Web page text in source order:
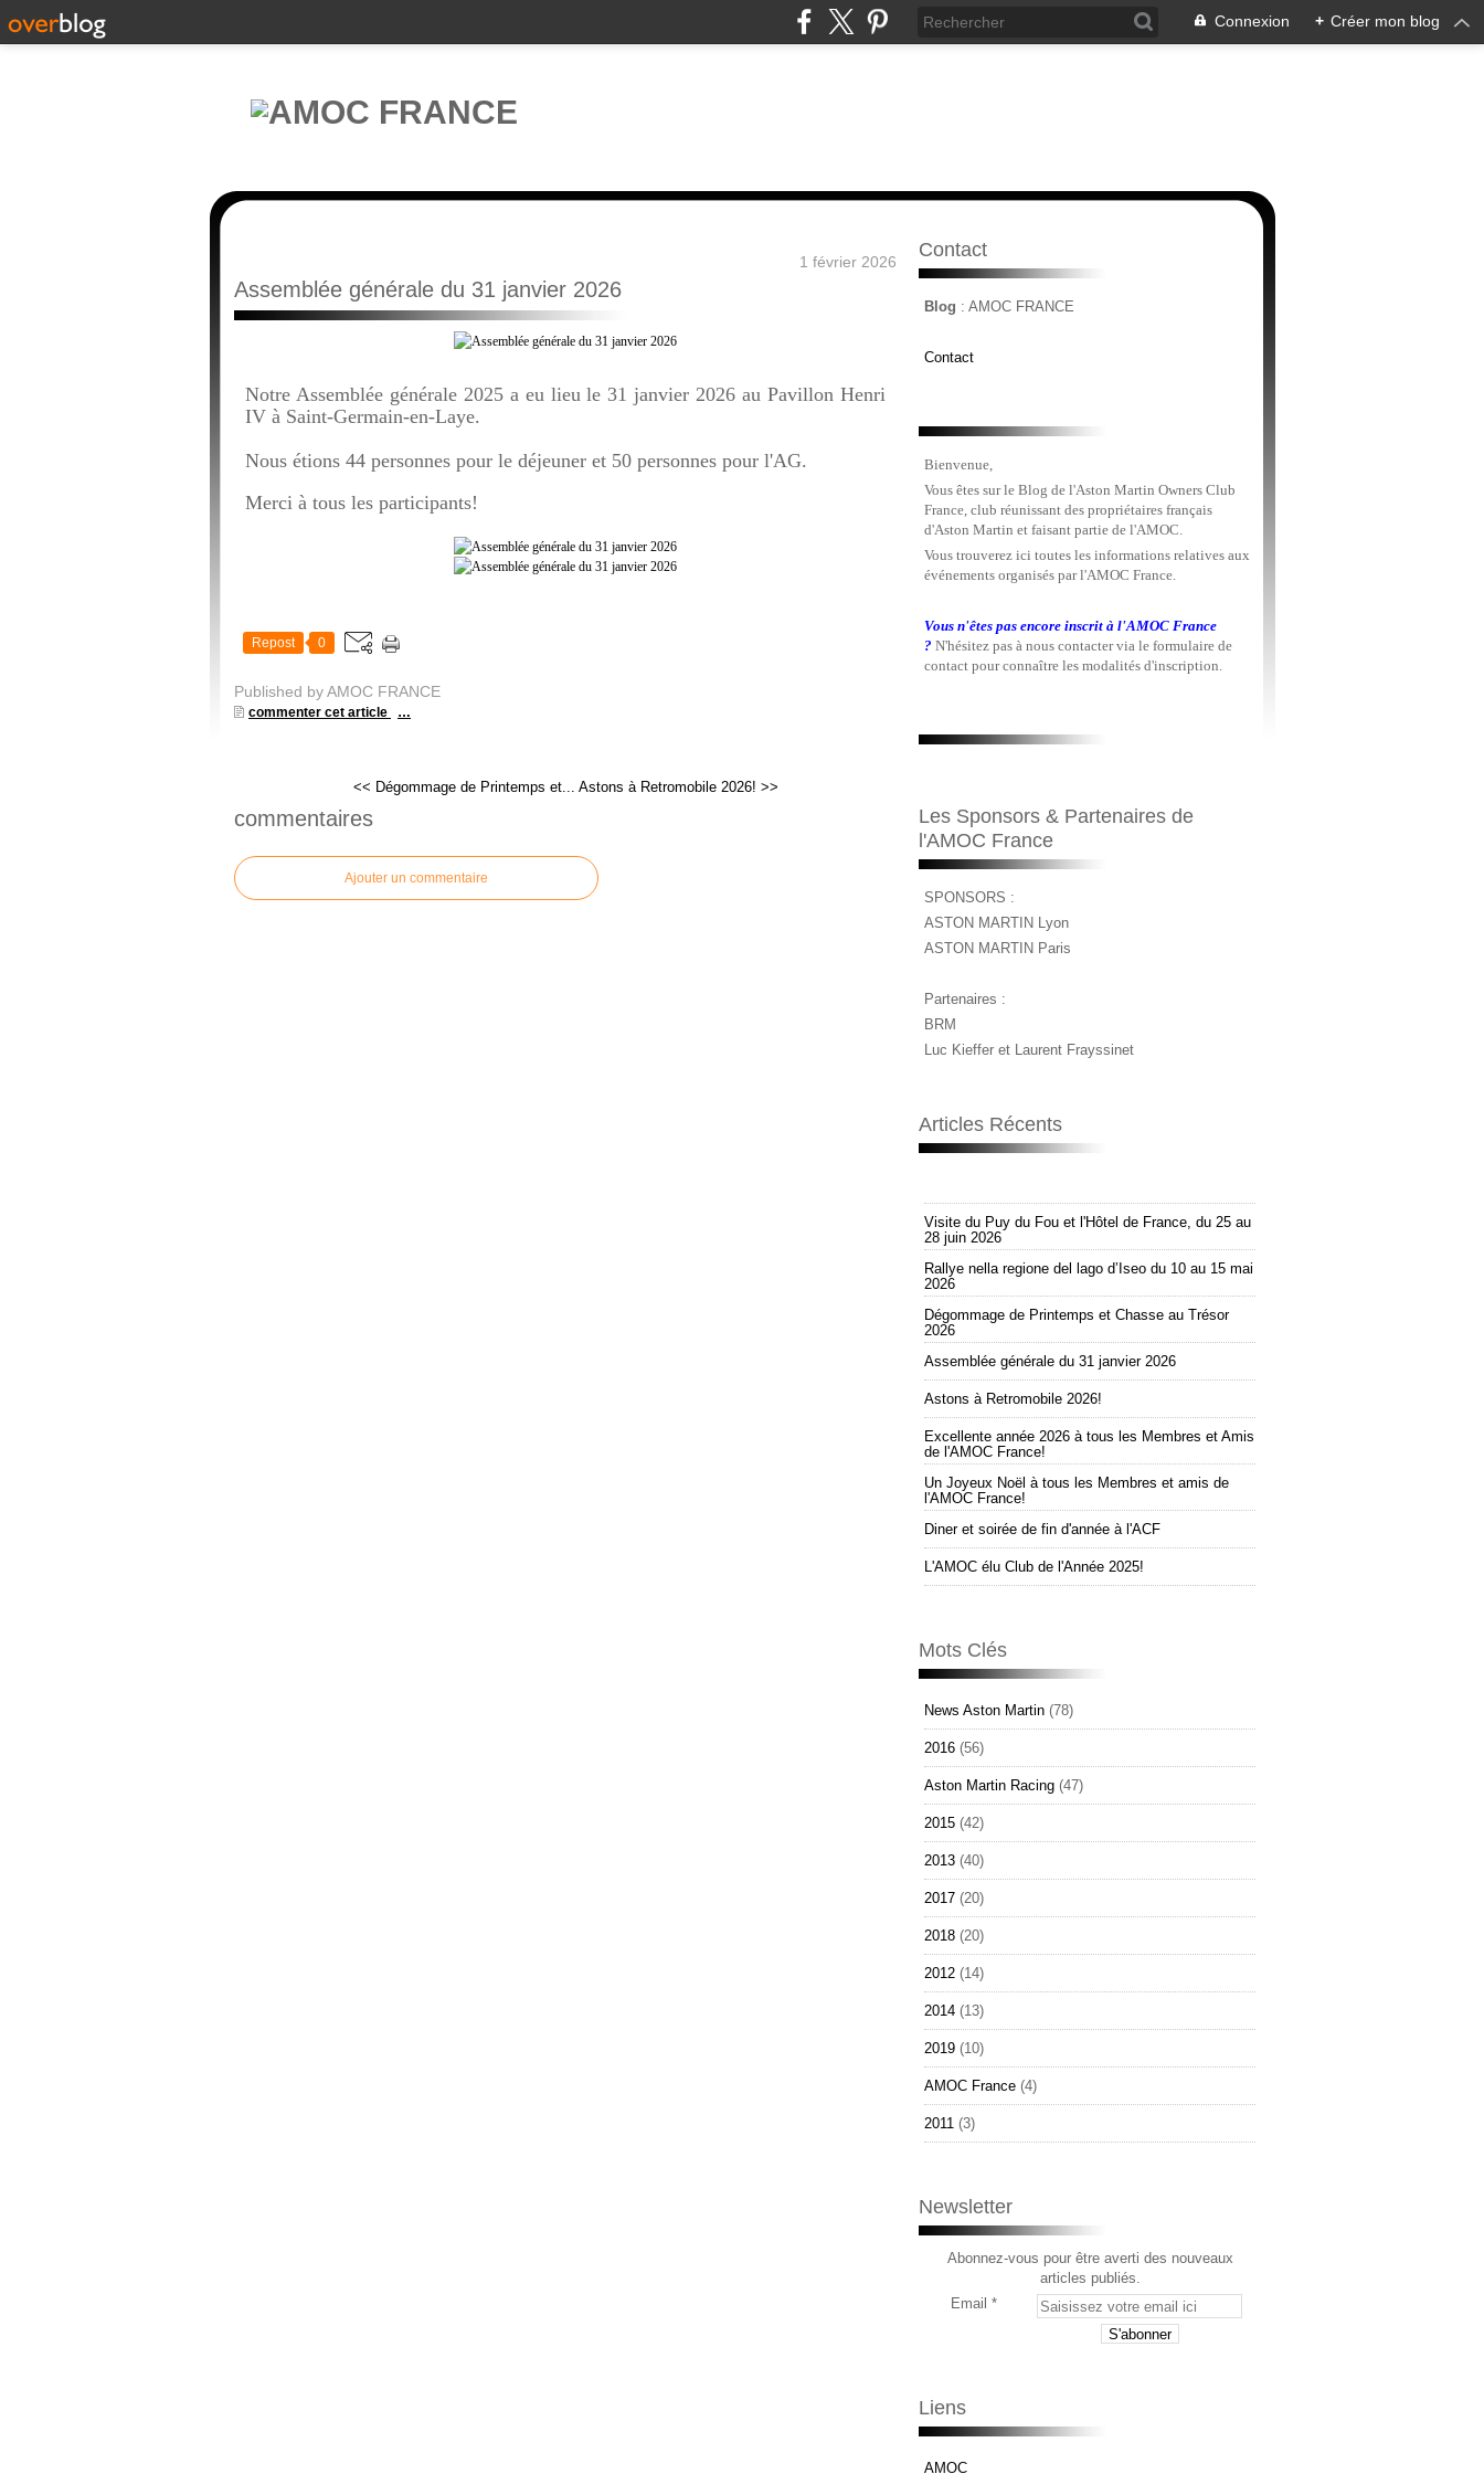
Connexion + Créer mon blog
1 février 2026
Assemblée générale du 31 janvier 2026
Notre Assemblée générale 2025 a eu lieu le 31 janvier 2026 au Pavillon Henri
IV à Saint-Germain-en-Laye.
Nous étions 44 personnes pour le déjeuner et 50 personnes pour l'AG.
Merci à tous les participants!
Repost 0
Published by AMOC FRANCE
commenter cet article …
<< Dégommage de Printemps et... Astons à Retromobile 2026! >>
commentaires
Ajouter un commentaire
Contact
Blog : AMOC FRANCE
Contact
Bienvenue,
Vous êtes sur le Blog de l'Aston Martin Owners Club
France, club réunissant des propriétaires français
d'Aston Martin et faisant partie de l'AMOC.
Vous trouverez ici toutes les informations relatives aux
événements organisés par l'AMOC France.
Vous n'êtes pas encore inscrit à l'AMOC France
? N'hésitez pas à nous contacter via le formulaire de
contact pour connaître les modalités d'inscription.
Les Sponsors & Partenaires de
l'AMOC France
SPONSORS :
ASTON MARTIN Lyon
ASTON MARTIN Paris
Partenaires :
BRM
Luc Kieffer et Laurent Frayssinet
Articles Récents
Visite du Puy du Fou et l'Hôtel de France, du 25 au
28 juin 2026
Rallye nella regione del lago d’Iseo du 10 au 15 mai
2026
Dégommage de Printemps et Chasse au Trésor
2026
Assemblée générale du 31 janvier 2026
Astons à Retromobile 2026!
Excellente année 2026 à tous les Membres et Amis
de l'AMOC France!
Un Joyeux Noël à tous les Membres et amis de
l'AMOC France!
Diner et soirée de fin d'année à l'ACF
L'AMOC élu Club de l'Année 2025!
Mots Clés
News Aston Martin (78)
2016 (56)
Aston Martin Racing (47)
2015 (42)
2013 (40)
2017 (20)
2018 (20)
2012 (14)
2014 (13)
2019 (10)
AMOC France (4)
2011 (3)
Newsletter
Abonnez-vous pour être averti des nouveaux
articles publiés.
Email
Liens
AMOC